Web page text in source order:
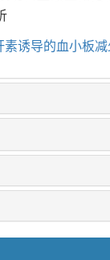
素诱导的血小板减